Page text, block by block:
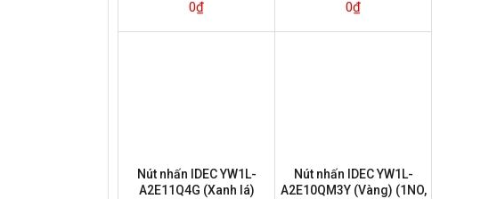
0₫ 0₫
Nút nhấn IDEC YW1L-
A2E11Q4G (Xanh lá)
Nút nhấn IDEC YW1L-
A2E10QM3Y (Vàng) (1NO,